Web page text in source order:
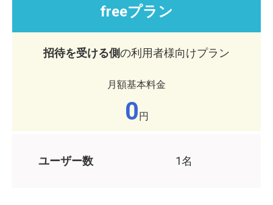
freeプラン
招待を受ける側の利用者様向けプラン
月額基本料金
0円
ユーザー数 1名